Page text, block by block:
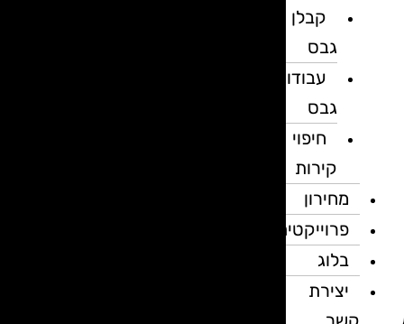
קבלן
גבס
עבודות
גבס
חיפוי
קירות
מחירון
פרוייקטים
בלוג
יצירת